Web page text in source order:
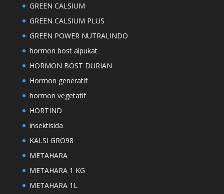
GREEN CALSIUM
GREEN CALSIUM PLUS
GREEN POWER NUTRALINDO
hormon bost alpukat
HORMON BOST DURIAN
Hormon generatif
hormon vegetatif
HORTIND
insektisida
KALSI GRO98
METAHARA
METAHARA 1 KG
METAHARA 1L